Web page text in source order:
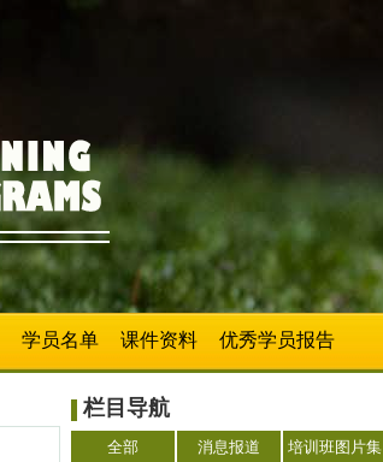
学员名单 课件资料 优秀学员报告
栏目导航
全部 消息报道 培训班图片集